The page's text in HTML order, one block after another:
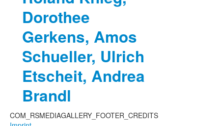
Dorothee
Gerkens, Amos
Schueller, Ulrich
Etscheit, Andrea
Brandl
COM_RSMEDIAGALLERY_FOOTER_CREDITS